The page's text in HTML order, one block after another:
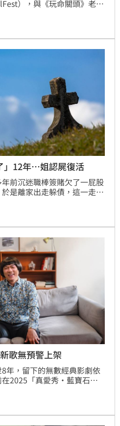
），與《玩命關頭》老戰
頭11》將於2027年4月上
」12年…姐認屍復活
前沉迷職棒簽賭欠了一屁股
是離家出走躲債，這一走就
院聲請撤銷，在4名親姐確
歌無預警上架
8年，留下的無數經典影劇依
2025「真愛秀・藍寶石大
驚喜的是，以「AI豬哥亮」